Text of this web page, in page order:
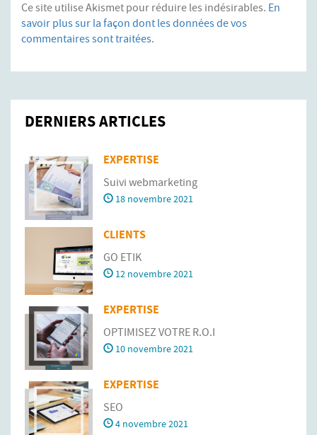
Ce site utilise Akismet pour réduire les indésirables. En
savoir plus sur la façon dont les données de vos
commentaires sont traitées.
DERNIERS ARTICLES
EXPERTISE
Suivi webmarketing
18 novembre 2021
CLIENTS
GO ETIK
12 novembre 2021
EXPERTISE
OPTIMISEZ VOTRE R.O.I
10 novembre 2021
EXPERTISE
SEO
4 novembre 2021